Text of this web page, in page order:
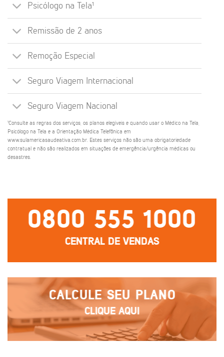
Psicólogo na Tela¹
Remissão de 2 anos
Remoção Especial
Seguro Viagem Internacional
Seguro Viagem Nacional
¹Consulte as regras dos serviços, os planos elegíveis e quando usar o Médico na Tela,
Psicólogo na Tela e a Orientação Médica Telefônica em
www.sulamericasaudeativa.com.br. Estes serviços não são uma obrigatoriedade
contratual e não são realizados em situações de emergência/urgência médicas ou
desastres.
0800 555 1000
CENTRAL DE VENDAS
CALCULE SEU PLANO
CLIQUE AQUI